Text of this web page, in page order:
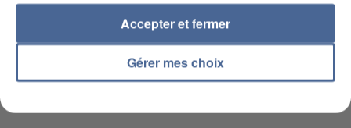
LES DONNÉES DE 300 000 CLIENTS DÉROBÉES À
Gérer mes choix
Accepter et fermer